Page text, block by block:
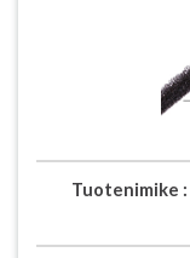
Tuotenimike :